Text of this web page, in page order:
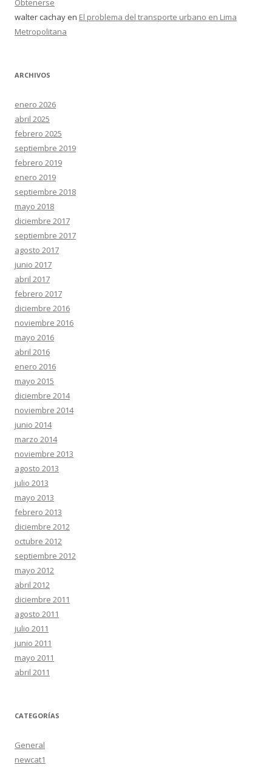
Obtenerse
walter cachay en El problema del transporte urbano en Lima
Metropolitana
ARCHIVOS
enero 2026
abril 2025
febrero 2025
septiembre 2019
febrero 2019
enero 2019
septiembre 2018
mayo 2018
diciembre 2017
septiembre 2017
agosto 2017
junio 2017
abril 2017
febrero 2017
diciembre 2016
noviembre 2016
mayo 2016
abril 2016
enero 2016
mayo 2015
diciembre 2014
noviembre 2014
junio 2014
marzo 2014
noviembre 2013
agosto 2013
julio 2013
mayo 2013
febrero 2013
diciembre 2012
octubre 2012
septiembre 2012
mayo 2012
abril 2012
diciembre 2011
agosto 2011
julio 2011
junio 2011
mayo 2011
abril 2011
CATEGORÍAS
General
newcat1